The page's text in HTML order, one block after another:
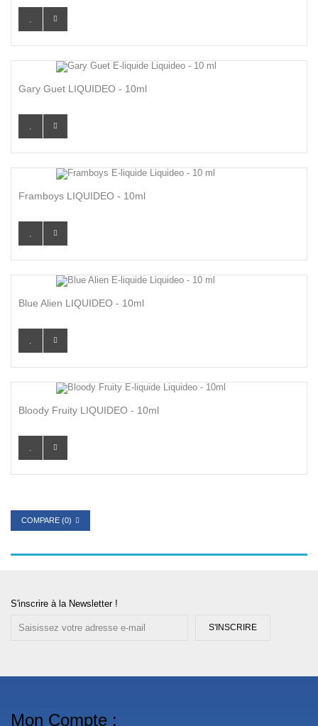
Gary Guet LIQUIDEO - 10ml
Framboys LIQUIDEO - 10ml
Blue Alien LIQUIDEO - 10ml
Bloody Fruity LIQUIDEO - 10ml
COMPARE (0)
S'inscrire à la Newsletter !
S'INSCRIRE
Mon Compte :